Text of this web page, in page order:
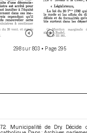
298 sur 803 • Page 295
72. Municipalité de Dry.